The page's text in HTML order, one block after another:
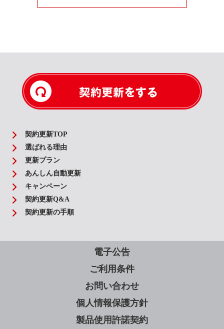
契約更新TOP
選ばれる理由
更新プラン
あんしん自動更新
キャンペーン
契約更新Q&A
契約更新の手順
電子公告
ご利用条件
お問い合わせ
個人情報保護方針
製品使用許諾契約